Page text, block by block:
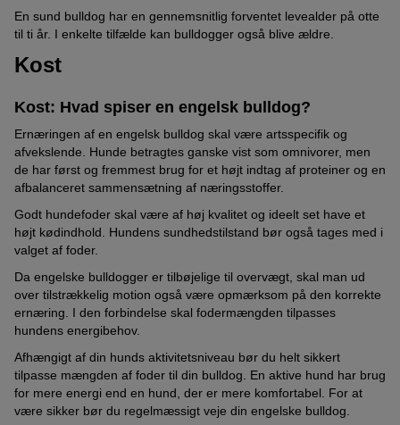
En sund bulldog har en gennemsnitlig forventet levealder på otte
til ti år. I enkelte tilfælde kan bulldogger også blive ældre.
Kost
Kost: Hvad spiser en engelsk bulldog?
Ernæringen af en engelsk bulldog skal være artsspecifik og
afvekslende. Hunde betragtes ganske vist som omnivorer, men
de har først og fremmest brug for et højt indtag af proteiner og en
afbalanceret sammensætning af næringsstoffer.
Godt hundefoder skal være af høj kvalitet og ideelt set have et
højt kødindhold. Hundens sundhedstilstand bør også tages med i
valget af foder.
Da engelske bulldogger er tilbøjelige til overvægt, skal man ud
over tilstrækkelig motion også være opmærksom på den korrekte
ernæring. I den forbindelse skal fodermængden tilpasses
hundens energibehov.
Afhængigt af din hunds aktivitetsniveau bør du helt sikkert
tilpasse mængden af foder til din bulldog. En aktive hund har brug
for mere energi end en hund, der er mere komfortabel. For at
være sikker bør du regelmæssigt veje din engelske bulldog.